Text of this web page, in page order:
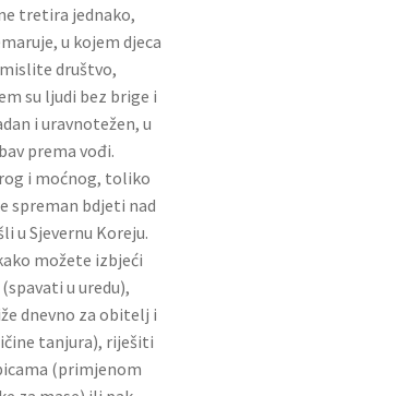
tretira jednako,
u kojem djeca
društvo,
su ljudi bez brige i
i uravnotežen, u
prema vođi.
i moćnog, toliko
spreman bdjeti nad
u Sjevernu Koreju.
možete izbjeći
u uredu),
dnevno za obitelj i
tanjura), riješiti
(primjenom